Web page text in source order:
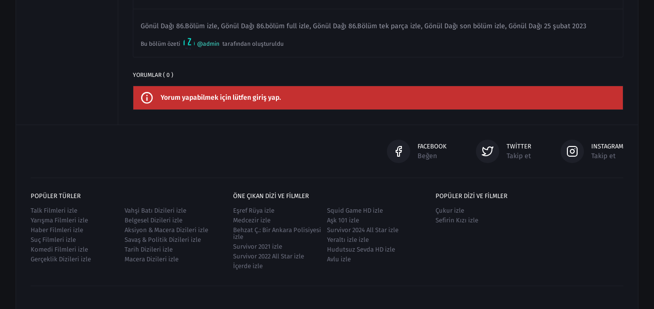
Gönül Dağı 86.Bölüm izle, Gönül Dağı 86.bölüm full izle, Gönül Dağı 86.Bölüm tek parça izle, Gönül Dağı son bölüm izle, Gönül Dağı 25 şubat 2023
Bu bölüm özeti @admin tarafından oluşturuldu
YORUMLAR ( 0 )
Yorum yapabilmek için lütfen giriş yap.
FACEBOOK
Beğen
TWITTER
Takip et
INSTAGRAM
Takip et
POPÜLER TÜRLER
Talk Filmleri izle
Yarışma Filmleri izle
Haber Filmleri izle
Suç Filmleri izle
Komedi Filmleri izle
Gerçeklik Dizileri izle
Vahşi Batı Dizileri izle
Belgesel Dizileri izle
Aksiyon & Macera Dizileri izle
Savaş & Politik Dizileri izle
Tarih Dizileri izle
Macera Dizileri izle
ÖNE ÇIKAN DIZI VE FILMLER
Eşref Rüya izle
Medcezir izle
Behzat Ç.: Bir Ankara Polisiyesi
izle
Survivor 2021 izle
Survivor 2022 All Star izle
İçerde izle
Squid Game HD izle
Aşk 101 izle
Survivor 2024 All Star izle
Yeraltı izle izle
Hudutsuz Sevda HD izle
Avlu izle
POPÜLER DIZI VE FILMLER
Çukur izle
Sefirin Kızı izle